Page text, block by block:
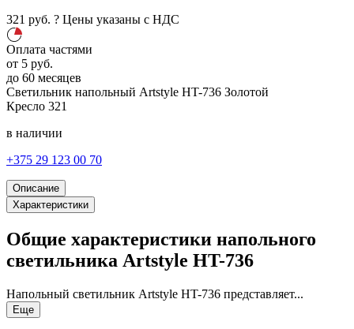
321 руб. ? Цены указаны с НДС
Оплата частями
от 5 руб.
до 60 месяцев
Светильник напольный Artstyle HT-736 Золотой
Кресло 321
в наличии
+375 29 123 00 70
Описание
Характеристики
Общие характеристики напольного
светильника Artstyle HT-736
Напольный светильник Artstyle HT-736 представляет...
Еще